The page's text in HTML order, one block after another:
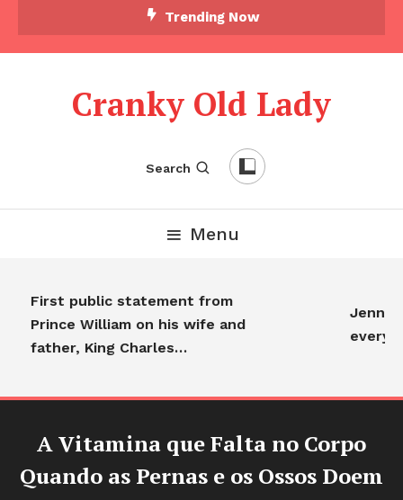
Trending Now
Cranky Old Lady
Search
Menu
First public statement from
Prince William on his wife and
father, King Charles…
A Vitamina que Falta no Corpo
Quando as Pernas e os Ossos Doem